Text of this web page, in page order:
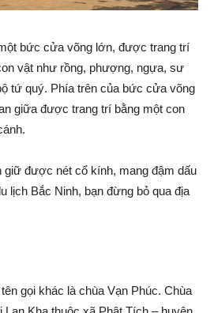
bức cửa võng lớn, được trang trí
vật như rồng, phượng, ngựa, sư
tứ quý. Phía trên của bức cửa võng
giữa được trang trí bằng một con
được nét cổ kính, mang đậm dấu
lịch Bắc Ninh, bạn đừng bỏ qua địa
gọi khác là chùa Vạn Phúc. Chùa